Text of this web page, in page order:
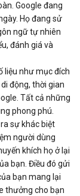
Google đang
Họ đang sử
ngữ tự nhiên
đánh giá và
liệu như mục đích
động, thời gian
Tất cả những
phong phú.
sự khác biệt
người dùng
khích họ ở lại
bạn. Điều đó gửi
bạn mang lại
thưởng cho bạn